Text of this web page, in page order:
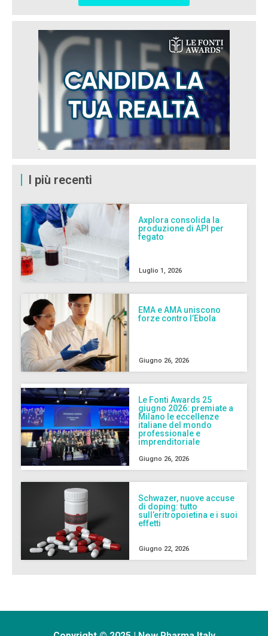
I più recenti
Axplora consolida la
produzione di API per
fegato
Luglio 1, 2026
EMA e AMA uniscono
forze contro l’Ebola
Giugno 26, 2026
Le Fonti Awards 25
giugno 2026: premiate a
Milano le eccellenze
italiane del mondo
professionale e
imprenditoriale
Giugno 26, 2026
Schwazer, nuove accuse
di doping: tutto
sull’eritropoietina e i suoi
effetti
Giugno 22, 2026